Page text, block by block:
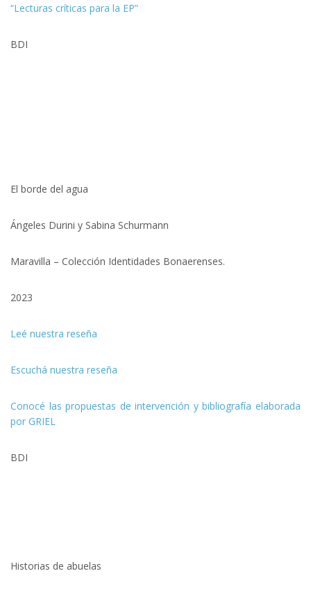
“Lecturas críticas para la EP”
BDI
El borde del agua
Ángeles Durini y Sabina Schurmann
Maravilla – Colección Identidades Bonaerenses.
2023
Leé nuestra reseña
Escuchá nuestra reseña
Conocé las propuestas de intervención y bibliografía elaborada
por GRIEL
BDI
Historias de abuelas